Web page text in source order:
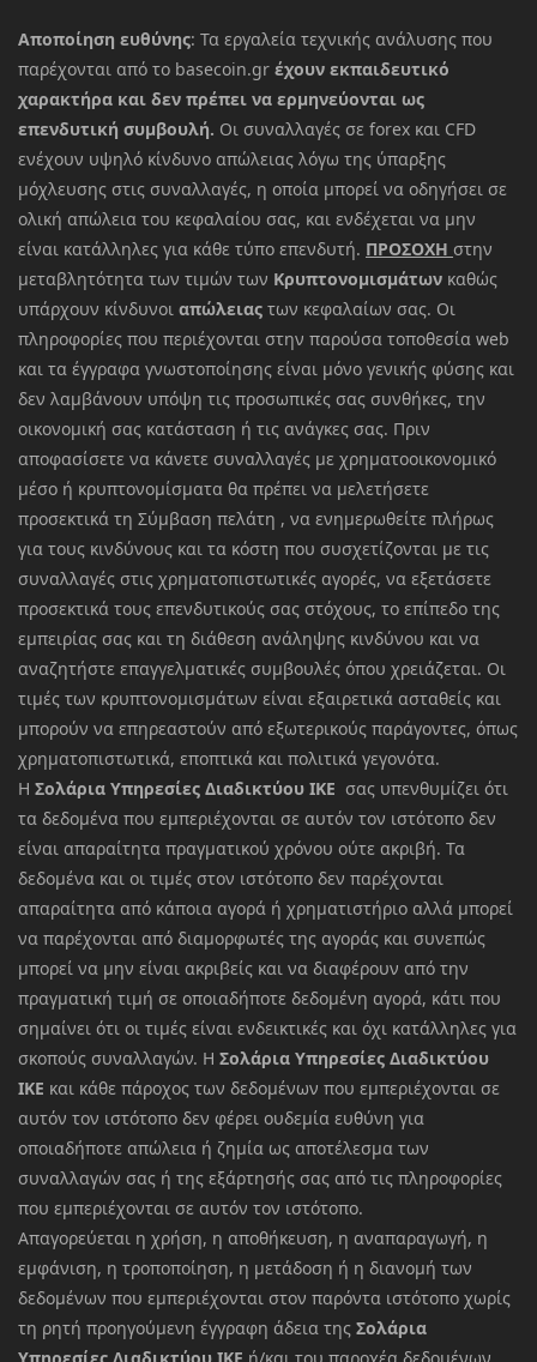
Αποποίηση ευθύνης: Τα εργαλεία τεχνικής ανάλυσης που
παρέχονται από το basecoin.gr έχουν εκπαιδευτικό
χαρακτήρα και δεν πρέπει να ερμηνεύονται ως
επενδυτική συμβουλή. Οι συναλλαγές σε forex και CFD
ενέχουν υψηλό κίνδυνο απώλειας λόγω της ύπαρξης
μόχλευσης στις συναλλαγές, η οποία μπορεί να οδηγήσει σε
ολική απώλεια του κεφαλαίου σας, και ενδέχεται να μην
είναι κατάλληλες για κάθε τύπο επενδυτή. ΠΡΟΣΟΧΗ στην
μεταβλητότητα των τιμών των Κρυπτονομισμάτων καθώς
υπάρχουν κίνδυνοι απώλειας των κεφαλαίων σας. Οι
πληροφορίες που περιέχονται στην παρούσα τοποθεσία web
και τα έγγραφα γνωστοποίησης είναι μόνο γενικής φύσης και
δεν λαμβάνουν υπόψη τις προσωπικές σας συνθήκες, την
οικονομική σας κατάσταση ή τις ανάγκες σας. Πριν
αποφασίσετε να κάνετε συναλλαγές με χρηματοοικονομικό
μέσο ή κρυπτονομίσματα θα πρέπει να μελετήσετε
προσεκτικά τη Σύμβαση πελάτη , να ενημερωθείτε πλήρως
για τους κινδύνους και τα κόστη που συσχετίζονται με τις
συναλλαγές στις χρηματοπιστωτικές αγορές, να εξετάσετε
προσεκτικά τους επενδυτικούς σας στόχους, το επίπεδο της
εμπειρίας σας και τη διάθεση ανάληψης κινδύνου και να
αναζητήστε επαγγελματικές συμβουλές όπου χρειάζεται. Οι
τιμές των κρυπτονομισμάτων είναι εξαιρετικά ασταθείς και
μπορούν να επηρεαστούν από εξωτερικούς παράγοντες, όπως
χρηματοπιστωτικά, εποπτικά και πολιτικά γεγονότα.
Η Σολάρια Υπηρεσίες Διαδικτύου ΙΚΕ σας υπενθυμίζει ότι
τα δεδομένα που εμπεριέχονται σε αυτόν τον ιστότοπο δεν
είναι απαραίτητα πραγματικού χρόνου ούτε ακριβή. Τα
δεδομένα και οι τιμές στον ιστότοπο δεν παρέχονται
απαραίτητα από κάποια αγορά ή χρηματιστήριο αλλά μπορεί
να παρέχονται από διαμορφωτές της αγοράς και συνεπώς
μπορεί να μην είναι ακριβείς και να διαφέρουν από την
πραγματική τιμή σε οποιαδήποτε δεδομένη αγορά, κάτι που
σημαίνει ότι οι τιμές είναι ενδεικτικές και όχι κατάλληλες για
σκοπούς συναλλαγών. Η Σολάρια Υπηρεσίες Διαδικτύου
ΙΚΕ και κάθε πάροχος των δεδομένων που εμπεριέχονται σε
αυτόν τον ιστότοπο δεν φέρει ουδεμία ευθύνη για
οποιαδήποτε απώλεια ή ζημία ως αποτέλεσμα των
συναλλαγών σας ή της εξάρτησής σας από τις πληροφορίες
που εμπεριέχονται σε αυτόν τον ιστότοπο.
Απαγορεύεται η χρήση, η αποθήκευση, η αναπαραγωγή, η
εμφάνιση, η τροποποίηση, η μετάδοση ή η διανομή των
δεδομένων που εμπεριέχονται στον παρόντα ιστότοπο χωρίς
τη ρητή προηγούμενη έγγραφη άδεια της Σολάρια